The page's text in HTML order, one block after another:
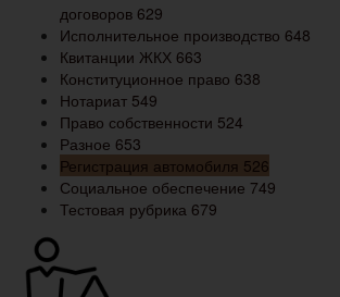
договоров 629
Исполнительное производство 648
Квитанции ЖКХ 663
Конституционное право 638
Нотариат 549
Право собственности 524
Разное 653
Регистрация автомобиля 526
Социальное обеспечение 749
Тестовая рубрика 679